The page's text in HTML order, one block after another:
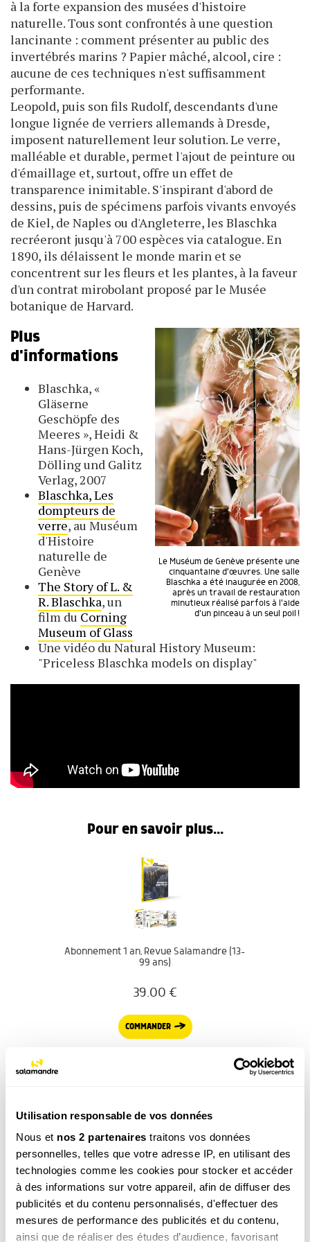
Utilisation responsable de vos données
Nous et nos 2 partenaires traitons vos données
personnelles, telles que votre adresse IP, en utilisant des
technologies comme les cookies pour stocker et accéder
à des informations sur votre appareil, afin de diffuser des
publicités et du contenu personnalisés, d'effectuer des
mesures de performance des publicités et du contenu,
ainsi que de réaliser des études d’audience, favorisant
à la forte expansion des musées d'histoire
naturelle. Tous sont confrontés à une question
lancinante : comment présenter au public des
invertébrés marins ? Papier mâché, alcool, cire :
aucune de ces techniques n'est suffisamment
performante.
Leopold, puis son fils Rudolf, descendants d'une
longue lignée de verriers allemands à Dresde,
imposent naturellement leur solution. Le verre,
malléable et durable, permet l'ajout de peinture ou
d'émaillage et, surtout, offre un effet de
transparence inimitable. S'inspirant d'abord de
dessins, puis de spécimens parfois vivants envoyés
de Kiel, de Naples ou d'Angleterre, les Blaschka
recréeront jusqu'à 700 espèces via catalogue. En
1890, ils délaissent le monde marin et se
concentrent sur les fleurs et les plantes, à la faveur
d'un contrat mirobolant proposé par le Musée
botanique de Harvard.
Le Muséum de Genève présente une
cinquantaine d'œuvres. Une salle
Blaschka a été inaugurée en 2008,
après un travail de restauration
minutieux réalisé parfois à l'aide
d'un pinceau à un seul poil !
Plus
d'informations
Blaschka, «
Gläserne
Geschöpfe des
Meeres », Heidi &
Hans-Jürgen Koch,
Dölling und Galitz
Verlag, 2007
Blaschka, Les
dompteurs de
verre, au Muséum
d'Histoire
naturelle de
Genève
The Story of L. &
R. Blaschka, un
film duCorning
Museum of Glass
Une vidéo du Natural History Museum:
"Priceless Blaschka models on display"
Pour en savoir plus...
Abonnement 1 an, Revue Salamandre (13-
99 ans)
39.00 €
COMMANDER
La newsletter nature qui fait du bien !
Votre escapade nature hebdomadaire : reportages,
interviews, Minute Nature, …
Voir un exemple